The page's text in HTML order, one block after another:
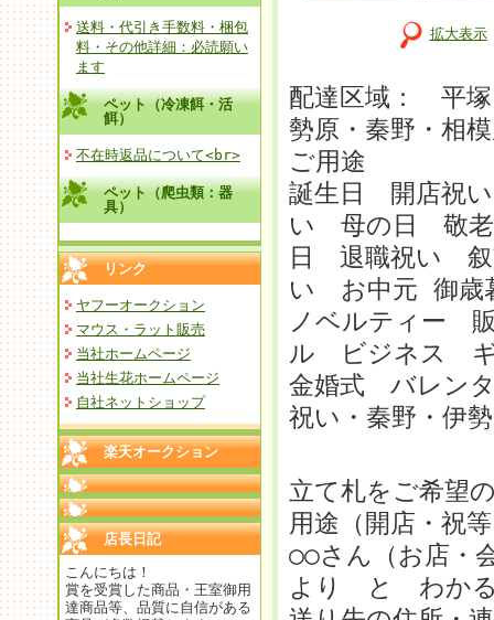
送料・代引き手数料・梱包
料・その他詳細：必読願い
ます
ペット（冷凍餌・活
餌）
不在時返品について<br>
ペット（爬虫類：器
具）
リンク
ヤフーオークション
マウス・ラット販売
当社ホームページ
当社生花ホームページ
自社ネットショップ
楽天オークション
店長日記
こんにちは！
賞を受賞した商品・王室御用
達商品等、品質に自信がある
拡大表示
配達区域： 平塚
勢原・秦野・相
ご用途
誕生日 開店祝
い 母の日 敬
日 退職祝い
い お中元 御
ノベルティー
ル ビジネス
金婚式 バレン
祝い・秦野・伊
立て札をご希望
用途（開店・祝
○○さん（お店・
より と わかる